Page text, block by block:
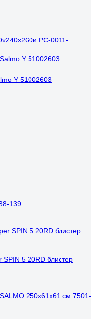
РС-0011-
Y 51002603
139
SPIN 5 20RD блистер